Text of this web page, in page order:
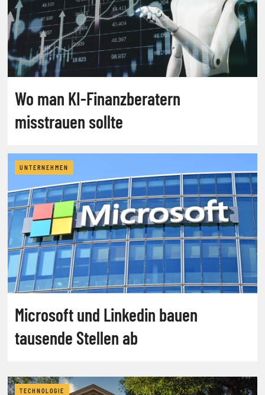
Wo man KI-Finanzberatern
misstrauen sollte
UNTERNEHMEN
Microsoft und Linkedin bauen
tausende Stellen ab
TECHNOLOGIE